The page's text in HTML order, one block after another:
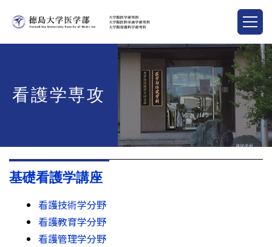
看護学専攻
基礎看護学講座
看護技術学分野
看護教育学分野
看護管理学分野